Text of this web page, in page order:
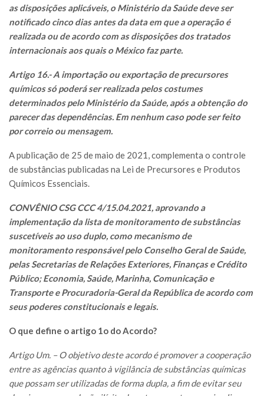
as disposições aplicáveis, o Ministério da Saúde deve ser
notificado cinco dias antes da data em que a operação é
realizada ou de acordo com as disposições dos tratados
internacionais aos quais o México faz parte.
Artigo 16.- A importação ou exportação de precursores
químicos só poderá ser realizada pelos costumes
determinados pelo Ministério da Saúde, após a obtenção do
parecer das dependências. Em nenhum caso pode ser feito
por correio ou mensagem.
A publicação de 25 de maio de 2021, complementa o controle
de substâncias publicadas na Lei de Precursores e Produtos
Químicos Essenciais.
CONVÊNIO CSG CCC 4/15.04.2021, aprovando a
implementação da lista de monitoramento de substâncias
suscetíveis ao uso duplo, como mecanismo de
monitoramento responsável pelo Conselho Geral de Saúde,
pelas Secretarias de Relações Exteriores, Finanças e Crédito
Público; Economia, Saúde, Marinha, Comunicação e
Transporte e Procuradoria-Geral da República de acordo com
seus poderes constitucionais e legais.
O que define o artigo 1o do Acordo?
Artigo Um. – O objetivo deste acordo é promover a cooperação
entre as agências quanto à vigilância de substâncias químicas
que possam ser utilizadas de forma dupla, a fim de evitar seu